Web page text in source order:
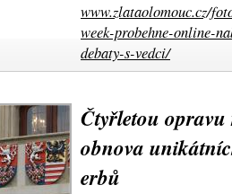
www.zlataolomouc.cz/
week-probehne-online-
debaty-s-vedci/
Čtyřletou
obnova
erbů